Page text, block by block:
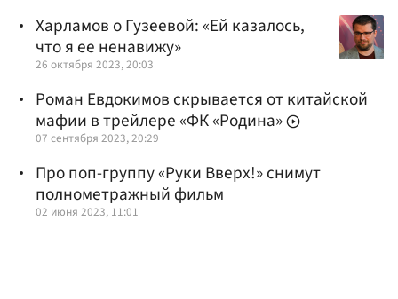
Харламов о Гузеевой: «Ей казалось,
что я ее ненавижу»
26 октября 2023, 20:03
Роман Евдокимов скрывается от китайской
мафии в трейлере «ФК «Родина»
07 сентября 2023, 20:29
Про поп-группу «Руки Вверх!» снимут
полнометражный фильм
02 июня 2023, 11:01